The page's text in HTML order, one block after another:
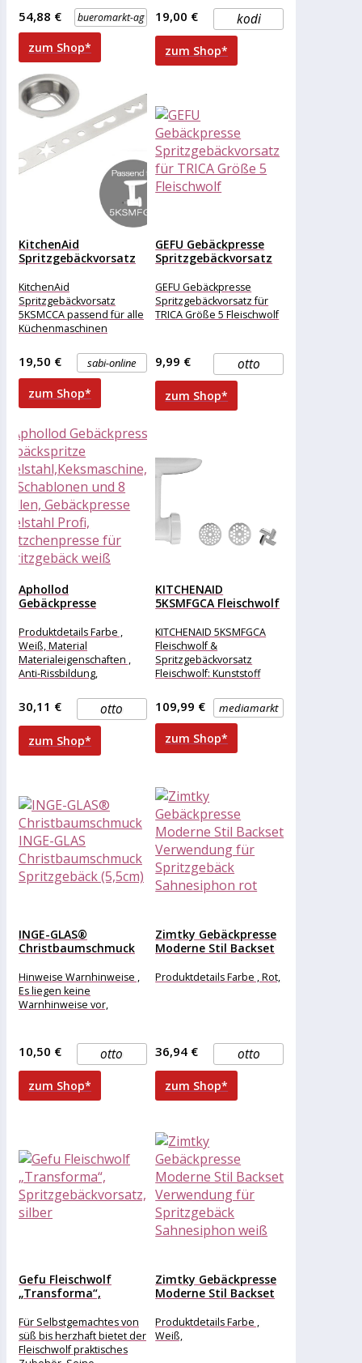
. Hochwertige Einsätze wie
Hals,
bueromarkt-ag
54,88 €
zum Shop*
kodi
19,00 €
zum Shop*
KitchenAid
Spritzgebäckvorsatz
alle Küchenmaschinen
KitchenAid
Spritzgebäckvorsatz
5KSMCCA passend für alle
Küchenmaschinen
sabi-online
19,50 €
zum Shop*
GEFU Gebäckpresse
Spritzgebäckvorsatz
GEFU Gebäckpresse
Spritzgebäckvorsatz für
TRICA Größe 5 Fleischwolf
otto
9,99 €
zum Shop*
Aphollod
Gebäckpresse
Edelstahl,Keksmaschine,mit
13 Schablonen und...
Produktdetails Farbe ,
Weiß, Material
Materialeigenschaften ,
Anti-Rissbildung,
otto
30,11 €
zum Shop*
KITCHENAID
5KSMFGCA Fleischwolf
Fleischwolf:
Kunststoff...
KITCHENAID 5KSMFGCA
Fleischwolf &
Spritzgebäckvorsatz
Fleischwolf: Kunststoff
Spritzgebäckvorsatz:
Edelstahl
mediamarkt
109,99 €
zum Shop*
INGE-GLAS®
Christbaumschmuck
Christbaumschmuck
Spritzgebäck (5,5cm)
Hinweise Warnhinweise ,
Es liegen keine
Warnhinweise vor,
otto
10,50 €
zum Shop*
Zimtky Gebäckpresse
Moderne Stil Backset
Produktdetails Farbe , Rot,
otto
36,94 €
zum Shop*
Gefu Fleischwolf
„Transforma“,
silber
Für Selbstgemachtes von
süß bis herzhaft bietet der
Fleischwolf praktisches
Zimtky Gebäckpresse
Moderne Stil Backset
Produktdetails Farbe ,
Weiß,